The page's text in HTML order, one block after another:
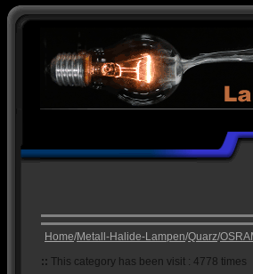
Home/Metall-Halide-Lampen/Quarz/
:: This category has been visit : 4778 times